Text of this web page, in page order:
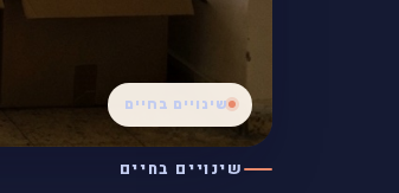
שינויים בחיים
שינויים בחיים